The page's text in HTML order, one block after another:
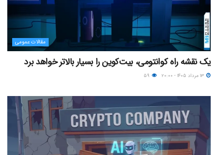
مقالات عمومی
یک نقشه راه کوانتومی، بیت‌کوین را بسیار بالاتر خواهد برد